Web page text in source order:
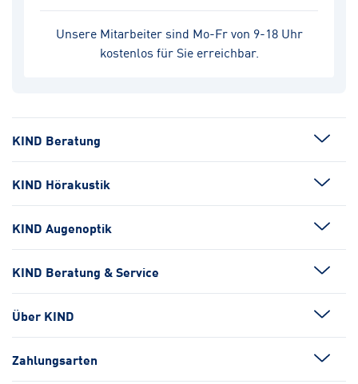
Unsere Mitarbeiter sind Mo-Fr von 9-18 Uhr
kostenlos für Sie erreichbar.
KIND Beratung
KIND Hörakustik
KIND Augenoptik
KIND Beratung & Service
Über KIND
Zahlungsarten